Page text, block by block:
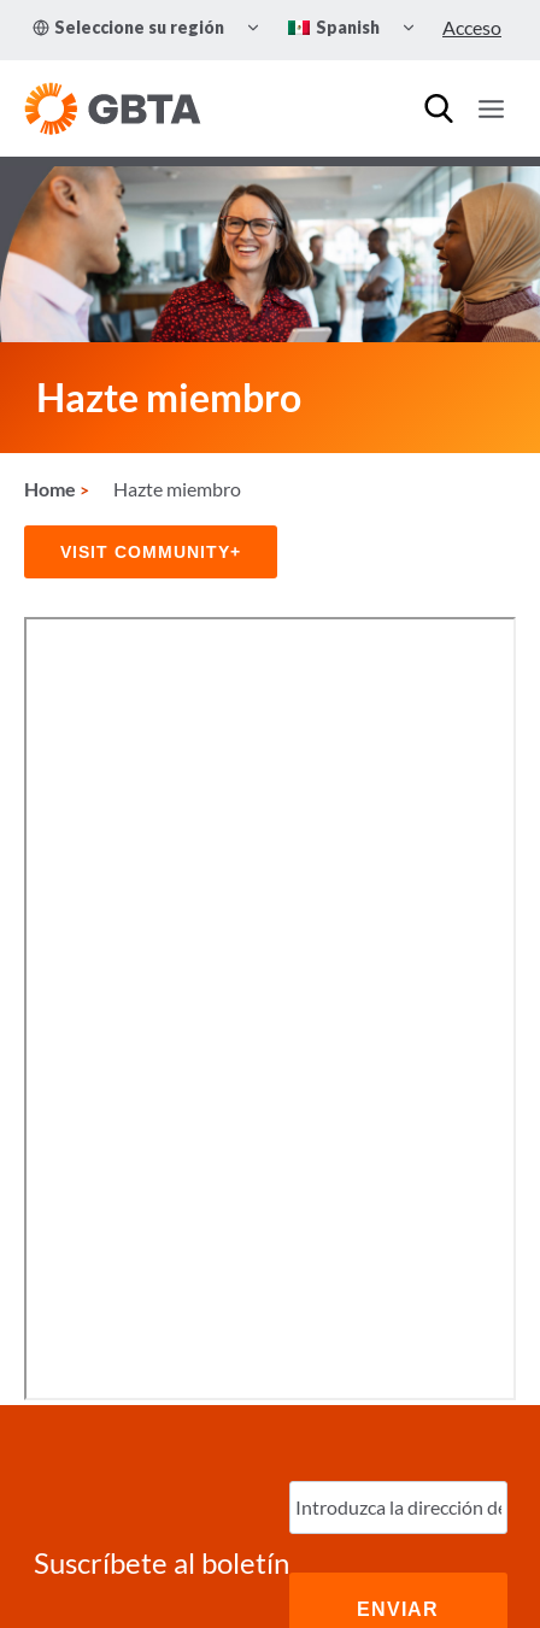
Seleccione su región
TOGGLE
CHILD
Spanish
CHILDAcceso
Hazte miembro
Home Hazte miembro
VISIT COMMUNITY+
Suscríbete al boletín
Ingrese
correo
electrónico